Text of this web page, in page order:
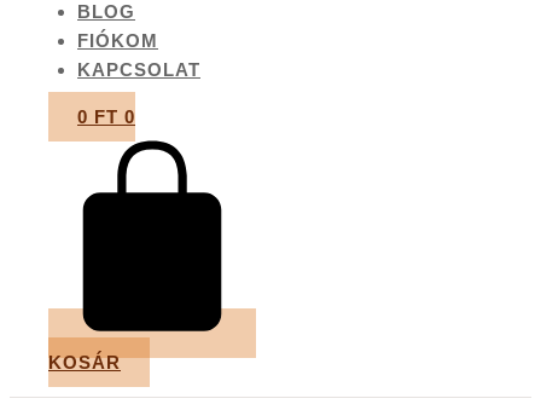
BLOG
FIÓKOM
KAPCSOLAT
0 FT 0
KOSÁR